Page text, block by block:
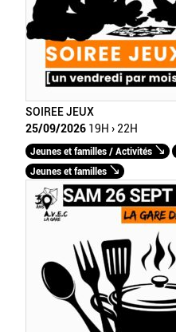
SOIREE JEUX
25/09/2026 19H › 22H
Jeunes et familles / Activités
Jeunes et familles